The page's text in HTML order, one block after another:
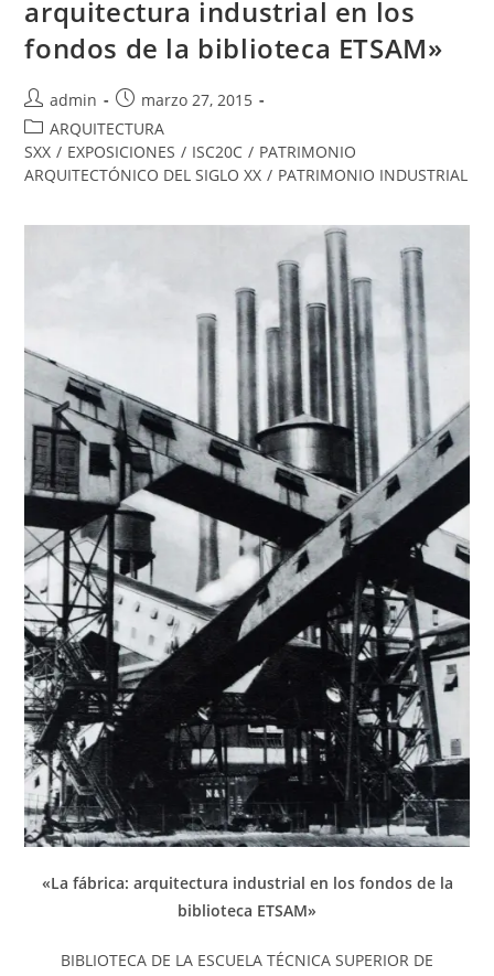
arquitectura industrial en los
fondos de la biblioteca ETSAM»
admin
marzo 27, 2015
ARQUITECTURA
SXX / EXPOSICIONES / ISC20C / PATRIMONIO
ARQUITECTÓNICO DEL SIGLO XX / PATRIMONIO INDUSTRIAL
«La fábrica: arquitectura industrial en los fondos de la
biblioteca ETSAM»
BIBLIOTECA DE LA ESCUELA TÉCNICA SUPERIOR DE